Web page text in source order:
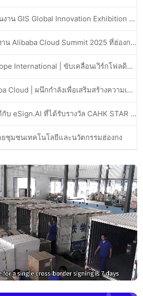
eSign.AI เปิดตัวในงาน GIS Global Innovation Exhibition 2025
eSign.AI เข้าร่วมงาน Alibaba Cloud Summit 2025 ที่ฮ่องกง เพื่อขับเคลื่อนนวัตกรรมคลาวด์ที่ขับเคลื่อนด้วย AI และความเชื่อมั่นทางดิจิทัล
eSign.AI × Antelope International | ขับเคลื่อนเวิร์กโฟลดิจิทัลที่ปลอดภัยและขับเคลื่อนด้วย AI
eSign.AI × Alibaba Cloud | ผนึกกำลังเพื่อเสริมสร้างความเชื่อมั่นดิจิทัลระดับโลกสำหรับฟินเทค
ขอแสดงความยินดีกับ eSign.AI ที่ได้รับรางวัล CAHK STAR Award 2025
ยชุมชนเทคโนโลยีและนวัตกรรมฮ่องกง